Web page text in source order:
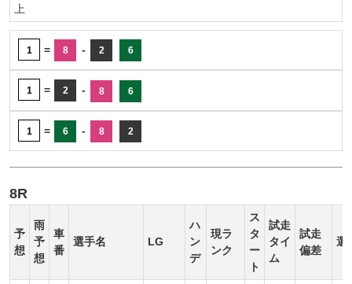
上
1 = 8 - 2 6
1 = 2 - 8 6
1 = 6 - 8 2
8R
予
想
雨
予
想
車
番
選手名 LG
ハ
ン
デ
現ラ
ンク
ス
タ
ー
ト
試走
タイ
ム
試走
偏差
選